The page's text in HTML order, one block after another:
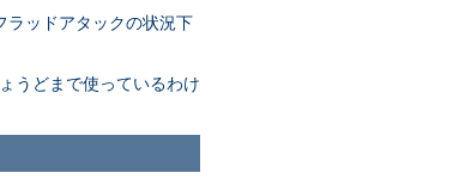
ラッドアタックの状況下
うどまで使っているわけ